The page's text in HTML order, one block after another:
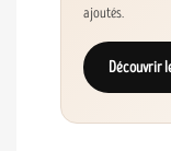
ajoutés.
Découvrir